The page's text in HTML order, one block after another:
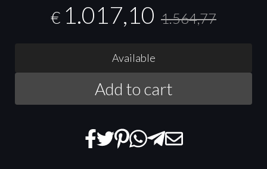
€ 1.017,10 1.564,77
Available
Add to cart